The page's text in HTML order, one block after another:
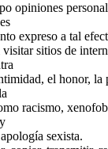
opiniones
expreso a tal
sitios de
el honor, la
racismo,
sexista.